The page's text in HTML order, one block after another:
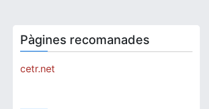
Pàgines recomanades
cetr.net